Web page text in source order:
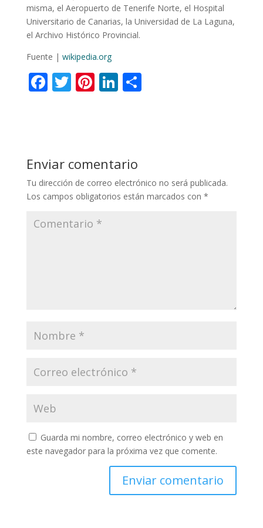
misma, el Aeropuerto de Tenerife Norte, el Hospital
Universitario de Canarias, la Universidad de La Laguna,
el Archivo Histórico Provincial.
Fuente | wikipedia.org
F
o
o
k
T Pi
st
Li
dI
n
C
ti
r
Enviar comentario
Tu dirección de correo electrónico no será publicada.
Los campos obligatorios están marcados con *
Guarda mi nombre, correo electrónico y web en
este navegador para la próxima vez que comente.